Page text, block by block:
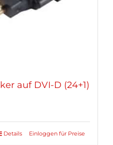
auf DVI-D (24+1)
Einloggen für Preise
Details